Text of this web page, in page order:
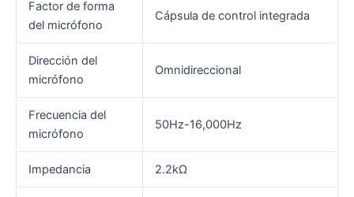
Factor de forma
del micrófono
Cápsula de control integrada
Dirección del
micrófono
Omnidireccional
Frecuencia del
micrófono
50Hz-16,000Hz
Impedancia 2.2kΩ